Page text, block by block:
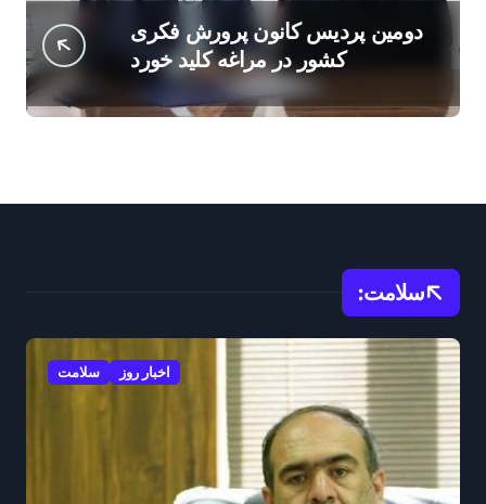
دومین پردیس کانون پرورش فکری
کشور در مراغه کلید خورد
سلامت:
اخبار روز سلامت